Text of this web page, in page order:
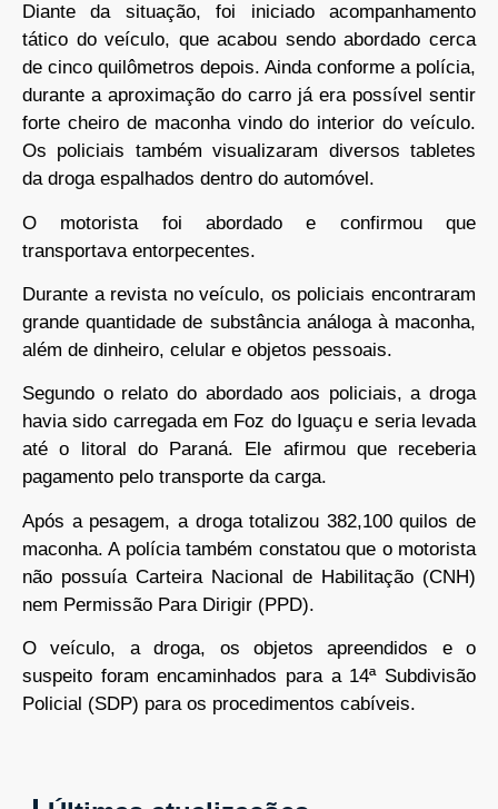
Diante da situação, foi iniciado acompanhamento
tático do veículo, que acabou sendo abordado cerca
de cinco quilômetros depois. Ainda conforme a polícia,
durante a aproximação do carro já era possível sentir
forte cheiro de maconha vindo do interior do veículo.
Os policiais também visualizaram diversos tabletes
da droga espalhados dentro do automóvel.
O motorista foi abordado e confirmou que
transportava entorpecentes.
Durante a revista no veículo, os policiais encontraram
grande quantidade de substância análoga à maconha,
além de dinheiro, celular e objetos pessoais.
Segundo o relato do abordado aos policiais, a droga
havia sido carregada em Foz do Iguaçu e seria levada
até o litoral do Paraná. Ele afirmou que receberia
pagamento pelo transporte da carga.
Após a pesagem, a droga totalizou 382,100 quilos de
maconha. A polícia também constatou que o motorista
não possuía Carteira Nacional de Habilitação (CNH)
nem Permissão Para Dirigir (PPD).
O veículo, a droga, os objetos apreendidos e o
suspeito foram encaminhados para a 14ª Subdivisão
Policial (SDP) para os procedimentos cabíveis.